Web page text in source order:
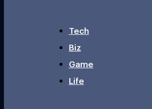
Tech
Biz
Game
Life